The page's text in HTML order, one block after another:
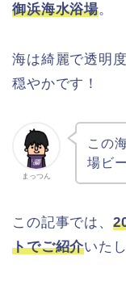
御浜海水浴場。
海は綺麗で透明
穏やかです！
まっつん
この
場ビ
この記事では、
トでご紹介いた